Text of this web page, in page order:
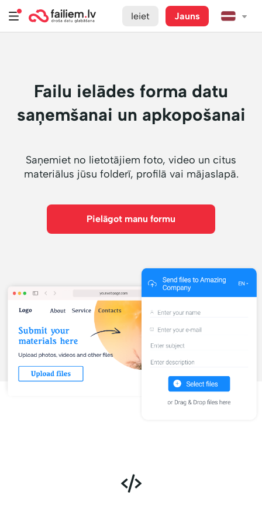
Ieiet Jauns
Failu ielādes forma datu
saņemšanai un apkopošanai
Saņemiet no lietotājiem foto, video un citus
materiālus jūsu folderī, profilā vai mājaslapā.
Pielāgot manu formu